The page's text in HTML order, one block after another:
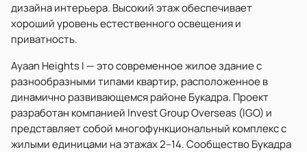
дизайна интерьера. Высокий этаж обеспечивает
хороший уровень естественного освещения и
приватность.
Ayaan Heights I — это современное жилое здание с
разнообразными типами квартир, расположенное в
динамично развивающемся районе Букадра. Проект
разработан компанией Invest Group Overseas (IGO) и
представляет собой многофункциональный комплекс с
жилыми единицами на этажах 2–14. Сообщество Букадра